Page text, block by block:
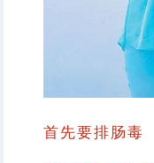
首先要排肠毒